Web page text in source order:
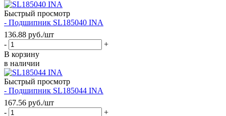
Быстрый просмотр
- Подшипник SL185040 INA
136.88 руб./шт
-
+
В корзину
в наличии
Быстрый просмотр
- Подшипник SL185044 INA
167.56 руб./шт
-
+